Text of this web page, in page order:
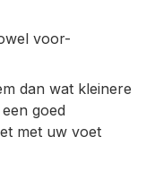
voor-
dan wat kleinere
goed
met uw voet